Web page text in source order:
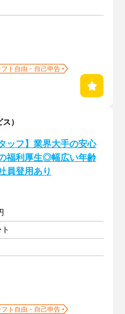
フト自由・自己申告
）
ッフ】業界大手の安心
福利厚生◎幅広い年齢
員登用あり
フト自由・自己申告